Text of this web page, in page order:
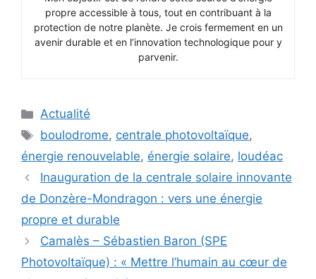
propre accessible à tous, tout en contribuant à la
protection de notre planète. Je crois fermement en un
avenir durable et en l’innovation technologique pour y
parvenir.
Catégories
Actualité
Étiquettes
boulodrome, centrale photovoltaïque,
énergie renouvelable, énergie solaire, loudéac
Inauguration de la centrale solaire innovante
de Donzère-Mondragon : vers une énergie
propre et durable
Camalès – Sébastien Baron (SPE
Photovoltaïque) : « Mettre l’humain au cœur de